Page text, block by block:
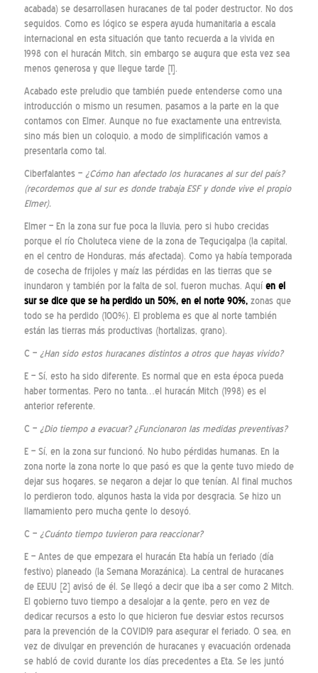
acabada) se desarrollasen huracanes de tal poder destructor. No dos
seguidos. Como es lógico se espera ayuda humanitaria a escala
internacional en esta situación que tanto recuerda a la vivida en
1998 con el huracán Mitch, sin embargo se augura que esta vez sea
menos generosa y que llegue tarde [1].
Acabado este preludio que también puede entenderse como una
introducción o mismo un resumen, pasamos a la parte en la que
contamos con Elmer. Aunque no fue exactamente una entrevista,
sino más bien un coloquio, a modo de simplificación vamos a
presentarla como tal.
Ciberfalantes – ¿Cómo han afectado los huracanes al sur del país?
(recordemos que al sur es donde trabaja ESF y donde vive el propio
Elmer).
Elmer – En la zona sur fue poca la lluvia, pero si hubo crecidas
porque el río Choluteca viene de la zona de Tegucigalpa (la capital,
en el centro de Honduras, más afectada). Como ya había temporada
de cosecha de frijoles y maíz las pérdidas en las tierras que se
inundaron y también por la falta de sol, fueron muchas. Aquí en el
sur se dice que se ha perdido un 50%, en el norte 90%,zonas que
todo se ha perdido (100%). El problema es que al norte también
están las tierras más productivas (hortalizas, grano).
C – ¿Han sido estos huracanes distintos a otros que hayas vivido?
E – Sí, esto ha sido diferente. Es normal que en esta época pueda
haber tormentas. Pero no tanta…el huracán Mitch (1998) es el
anterior referente.
C – ¿Dio tiempo a evacuar? ¿Funcionaron las medidas preventivas?
E – Sí, en la zona sur funcionó. No hubo pérdidas humanas. En la
zona norte la zona norte lo que pasó es que la gente tuvo miedo de
dejar sus hogares, se negaron a dejar lo que tenían. Al final muchos
lo perdieron todo, algunos hasta la vida por desgracia. Se hizo un
llamamiento pero mucha gente lo desoyó.
C – ¿Cuánto tiempo tuvieron para reaccionar?
E – Antes de que empezara el huracán Eta había un feriado (día
festivo) planeado (la Semana Morazánica). La central de huracanes
de EEUU [2] avisó de él. Se llegó a decir que iba a ser como 2 Mitch.
El gobierno tuvo tiempo a desalojar a la gente, pero en vez de
dedicar recursos a esto lo que hicieron fue desviar estos recursos
para la prevención de la COVID19 para asegurar el feriado. O sea, en
vez de divulgar en prevención de huracanes y evacuación ordenada
se habló de covid durante los días precedentes a Eta. Se les juntó